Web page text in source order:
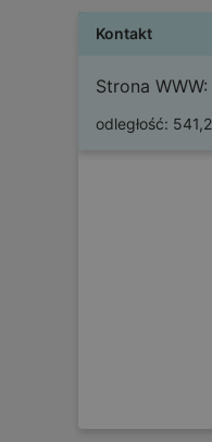
Kontakt
Strona WWW:
odległość: